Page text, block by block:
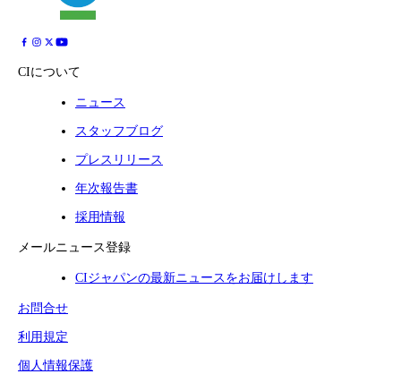
CIについて
ニュース
スタッフブログ
プレスリリース
年次報告書
採用情報
メールニュース登録
CIジャパンの最新ニュースをお届けします
お問合せ
利用規定
個人情報保護